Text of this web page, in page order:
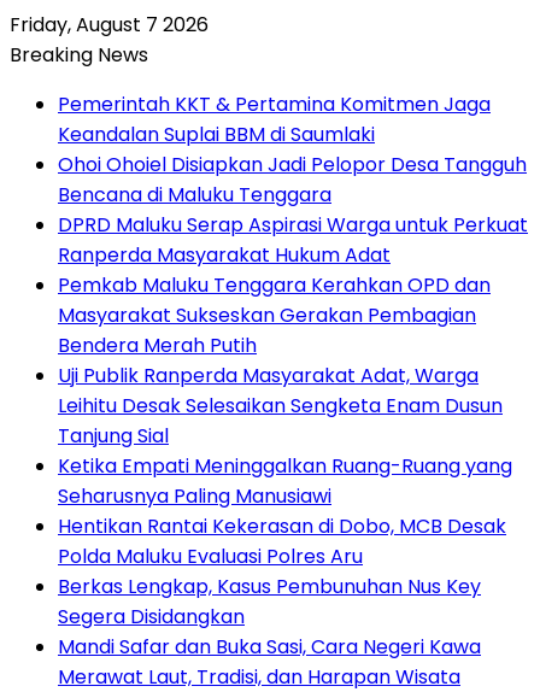
Friday, August 7 2026
Breaking News
Pemerintah KKT & Pertamina Komitmen Jaga
Keandalan Suplai BBM di Saumlaki
Ohoi Ohoiel Disiapkan Jadi Pelopor Desa Tangguh
Bencana di Maluku Tenggara
DPRD Maluku Serap Aspirasi Warga untuk Perkuat
Ranperda Masyarakat Hukum Adat
Pemkab Maluku Tenggara Kerahkan OPD dan
Masyarakat Sukseskan Gerakan Pembagian
Bendera Merah Putih
Uji Publik Ranperda Masyarakat Adat, Warga
Leihitu Desak Selesaikan Sengketa Enam Dusun
Tanjung Sial
Ketika Empati Meninggalkan Ruang-Ruang yang
Seharusnya Paling Manusiawi
Hentikan Rantai Kekerasan di Dobo, MCB Desak
Polda Maluku Evaluasi Polres Aru
Berkas Lengkap, Kasus Pembunuhan Nus Key
Segera Disidangkan
Mandi Safar dan Buka Sasi, Cara Negeri Kawa
Merawat Laut, Tradisi, dan Harapan Wisata